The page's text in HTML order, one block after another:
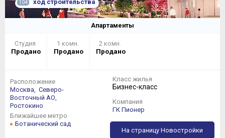
104 ход строительства
Апартаменты
Студия
Продано
1 комн.
Продано
2 комн.
Продано
Расположение
Москва, Северо-
Восточный АО,
Ростокино
Ближайшее метро
Ботанический сад
Класс жилья
Бизнес-класс
Компания
ГК Пионер
На страницу Новостройки